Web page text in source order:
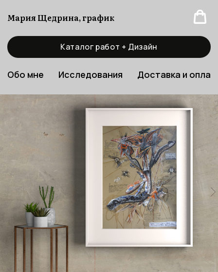
Мария Щедрина, график
Каталог работ + Дизайн
Обо мне Исследования Доставка и